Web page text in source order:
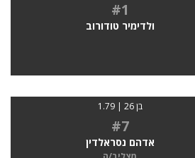
#1
ולדימיר טודורוב
בן 26 | 1.79
#7
אדהם נסראלדין